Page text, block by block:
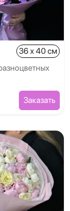
36 x 40 см
Заказать